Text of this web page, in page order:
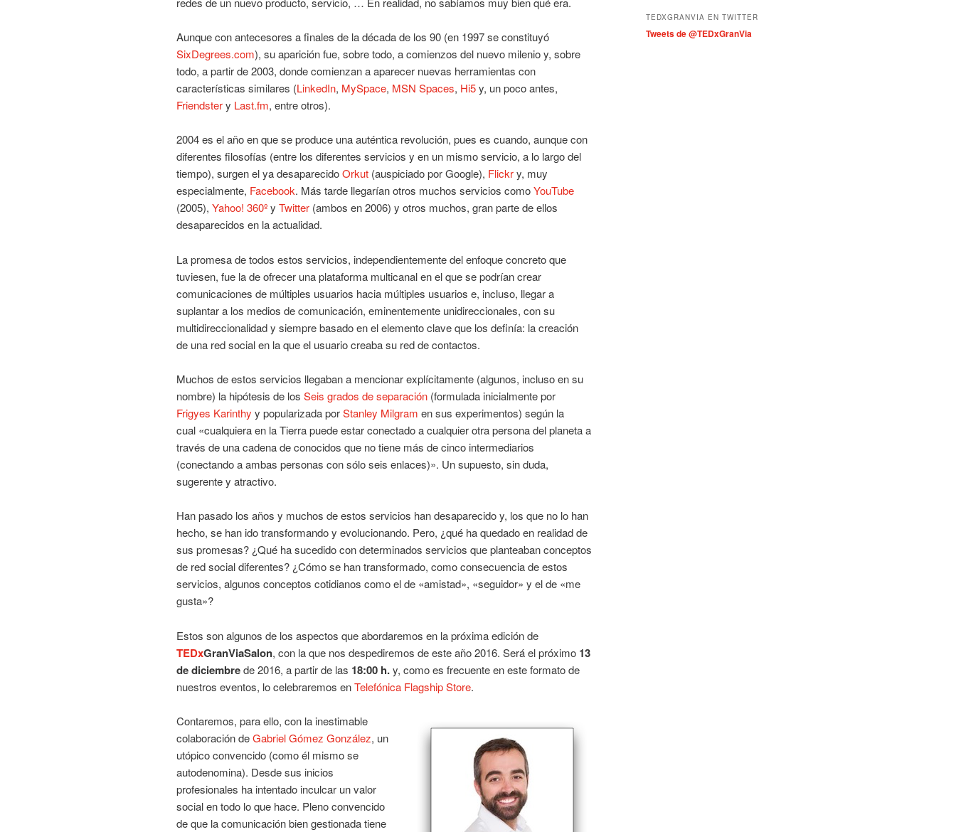
Aunque con antecesores a finales de la década de los 90 (en 1997 se constituyó
SixDegrees.com), su aparición fue, sobre todo, a comienzos del nuevo milenio y, sobre
todo, a partir de 2003, donde comienzan a aparecer nuevas herramientas con
características similares (LinkedIn, MySpace, MSN Spaces, Hi5y, un poco antes,
Friendstery Last.fm, entre otros).
2004 es el año en que se produce una auténtica revolución, pues es cuando, aunque con
diferentes filosofías (entre los diferentes servicios y en un mismo servicio, a lo largo del
tiempo), surgen el ya desaparecidoOrkut (auspiciado por Google), Flickry, muy
especialmente, Facebook. Más tarde llegarían otros muchos servicios comoYouTube
(2005), Yahoo! 360ºy Twitter (ambos en 2006) y otros muchos, gran parte de ellos
desaparecidos en la actualidad.
La promesa de todos estos servicios, independientemente del enfoque concreto que
tuviesen, fue la de ofrecer una plataforma multicanal en el que se podrían crear
comunicaciones de múltiples usuarios hacia múltiples usuarios e, incluso, llegar a
suplantar a los medios de comunicación, eminentemente unidireccionales, con su
multidireccionalidad y siempre basado en el elemento clave que los definía: la creación
de una red social en la que el usuario creaba su red de contactos.
Muchos de estos servicios llegaban a mencionar explícitamente (algunos, incluso en su
nombre) la hipótesis de los Seis grados de separación (formulada inicialmente por
Frigyes Karinthy y popularizada porStanley Milgram en sus experimentos) según la
cual «cualquiera en la Tierra puede estar conectado a cualquier otra persona del planeta a
través de una cadena de conocidos que no tiene más de cinco intermediarios
(conectando a ambas personas con sólo seis enlaces)». Un supuesto, sin duda,
sugerente y atractivo.
Han pasado los años y muchos de estos servicios han desaparecido y, los que no lo han
hecho, se han ido transformando y evolucionando. Pero, ¿qué ha quedado en realidad de
sus promesas? ¿Qué ha sucedido con determinados servicios que planteaban conceptos
de red social diferentes? ¿Cómo se han transformado, como consecuencia de estos
servicios, algunos conceptos cotidianos como el de «amistad», «seguidor» y el de «me
gusta»?
Estos son algunos de los aspectos que abordaremos en la próxima edición de
TEDxGranViaSalon, con la que nos despediremos de este año 2016. Será el próximo 13
de diciembrede 2016, a partir de las 18:00 h.y, como es frecuente en este formato de
nuestros eventos, lo celebraremos enTelefónica Flagship Store.
Contaremos, para ello, con la inestimable
colaboración deGabriel Gómez González, un
utópico convencido (como él mismo se
autodenomina). Desde sus inicios
profesionales ha intentado inculcar un valor
social en todo lo que hace. Pleno convencido
de que la comunicación bien gestionada tiene
a
s
TEDXGRANVIA EN TWITTER
Tweets de @TEDxGranVia